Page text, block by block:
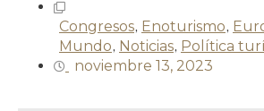
Congresos, Enoturismo,
Mundo, Noticias, Política
noviembre 13, 2023